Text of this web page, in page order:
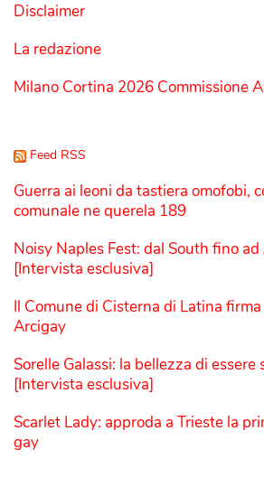
Disclaimer
La redazione
Milano Cortina 2026 Commissione
Feed RSS
Guerra ai leoni da tastiera omofobi,
comunale ne querela 189
Noisy Naples Fest: dal South fino
[Intervista esclusiva]
Il Comune di Cisterna di Latina
Arcigay
Sorelle Galassi: la bellezza di essere
[Intervista esclusiva]
Scarlet Lady: approda a Trieste la
gay